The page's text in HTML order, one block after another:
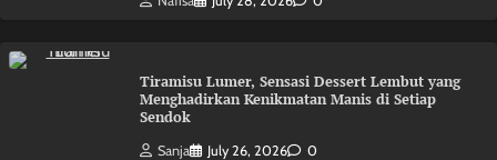
Tiramisu Lumer, Sensasi Dessert Lembut yang
Menghadirkan Kenikmatan Manis di Setiap
Sendok
Sanja July 26, 2026 0